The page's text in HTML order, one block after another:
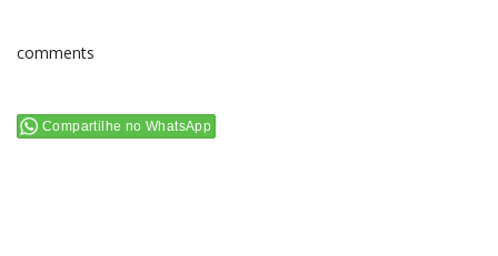
comments
Compartilhe no WhatsApp